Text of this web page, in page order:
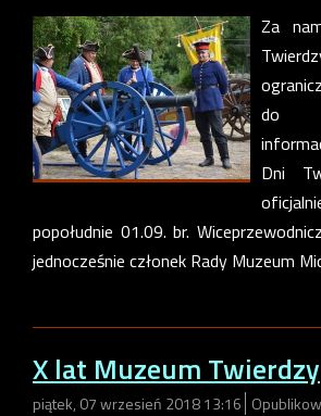
Za
do
Dni
popołudnie 01.09. br.
jednocześnie członek Rady Muzeum
X lat Muzeum Twierdzy
piątek, 07 wrzesień 2018 13:16